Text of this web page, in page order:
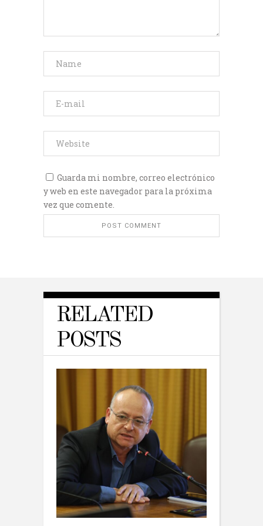
Guarda mi nombre, correo electrónico
y web en este navegador para la próxima
vez que comente.
RELATED
POSTS